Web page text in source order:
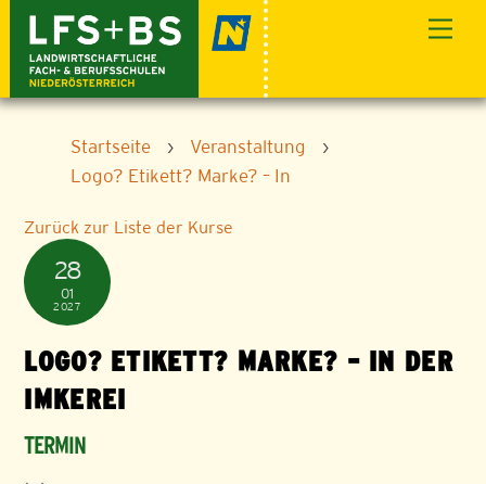
content
Startseite › Veranstaltung
›
Logo? Etikett? Marke? – In
Zurück zur Liste der Kurse
28
01
2027
LOGO? ETIKETT? MARKE? – IN DER
IMKEREI
TERMIN